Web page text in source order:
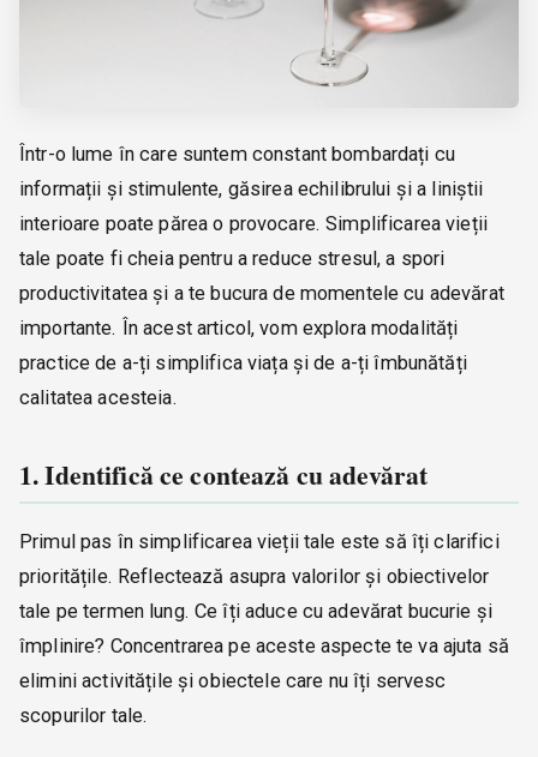
Într-o lume în care suntem constant bombardați cu
informații și stimulente, găsirea echilibrului și a liniștii
interioare poate părea o provocare. Simplificarea vieții
tale poate fi cheia pentru a reduce stresul, a spori
productivitatea și a te bucura de momentele cu adevărat
importante. În acest articol, vom explora modalități
practice de a-ți simplifica viața și de a-ți îmbunătăți
calitatea acesteia.
1. Identifică ce contează cu adevărat
Primul pas în simplificarea vieții tale este să îți clarifici
prioritățile. Reflectează asupra valorilor și obiectivelor
tale pe termen lung. Ce îți aduce cu adevărat bucurie și
împlinire? Concentrarea pe aceste aspecte te va ajuta să
elimini activitățile și obiectele care nu îți servesc
scopurilor tale.